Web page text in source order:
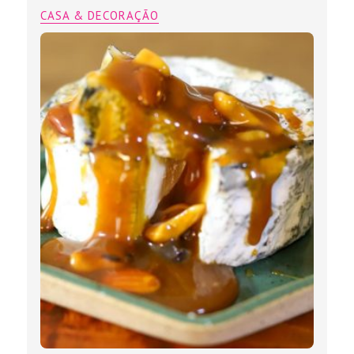
CASA & DECORAÇÃO